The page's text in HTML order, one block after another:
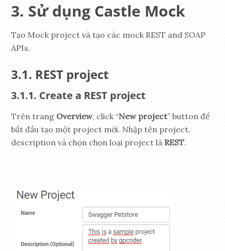
Sử dụng Castle Mock
Tạo Mock project và tạo các mock REST and SOAP
APIs.
REST project
Create a REST project
Trên trang Overview, click “New project” button để
bắt đầu tạo một project mới. Nhập tên project,
description và chọn chọn loại project là REST.